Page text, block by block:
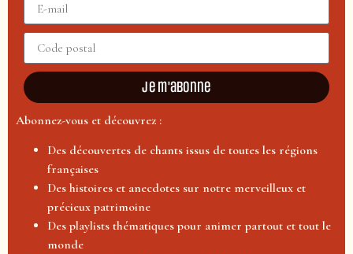
Je m'abonne
Abonnez-vous et découvrez :
Des découvertes de chants issus de toutes les régions
françaises
Des histoires et anecdotes sur notre merveilleux et
précieux patrimoine
Des playlists thématiques pour animer partout et tout le
monde